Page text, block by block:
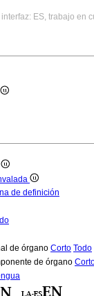
ES, trabajo en
de definición
de órgano Corto Todo
de órgano